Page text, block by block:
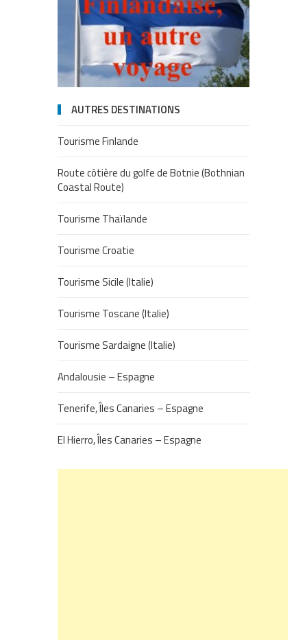
AUTRES DESTINATIONS
Tourisme Finlande
Route côtière du golfe de Botnie (Bothnian
Coastal Route)
Tourisme Thaïlande
Tourisme Croatie
Tourisme Sicile (Italie)
Tourisme Toscane (Italie)
Tourisme Sardaigne (Italie)
Andalousie – Espagne
Tenerife, Îles Canaries – Espagne
El Hierro, Îles Canaries – Espagne